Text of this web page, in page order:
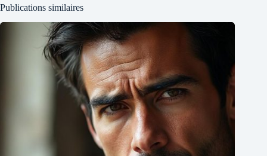
Publications similaires